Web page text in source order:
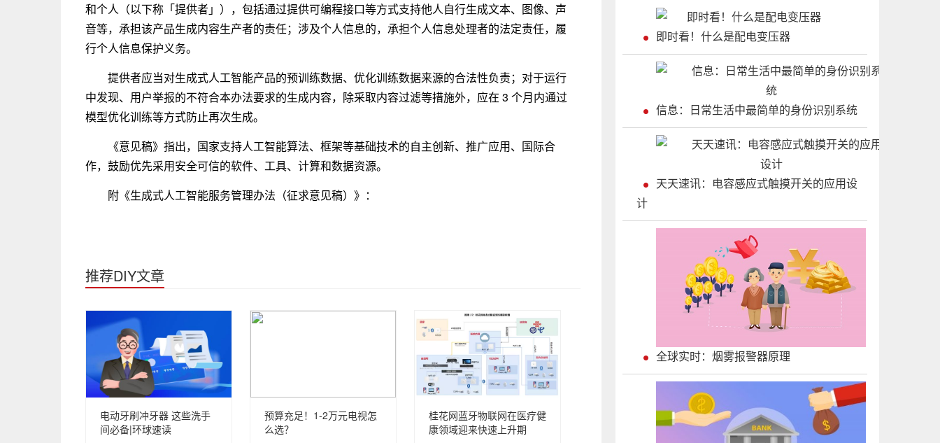
和个人（以下称「提供者」），包括通过提供可编程接口等方式支持他人自行生成文本、图像、声
音等，承担该产品生成内容生产者的责任；涉及个人信息的，承担个人信息处理者的法定责任，履
行个人信息保护义务。
提供者应当对生成式人工智能产品的预训练数据、优化训练数据来源的合法性负责；对于运行
中发现、用户举报的不符合本办法要求的生成内容，除采取内容过滤等措施外，应在 3 个月内通过
模型优化训练等方式防止再次生成。
《意见稿》指出，国家支持人工智能算法、框架等基础技术的自主创新、推广应用、国际合
作，鼓励优先采用安全可信的软件、工具、计算和数据资源。
附《生成式人工智能服务管理办法（征求意见稿）》：
推荐DIY文章
电动牙刷冲牙器 这些洗手
间必备|环球速读
预算充足！1-2万元电视怎
么选？
桂花网蓝牙物联网在医疗健
康领域迎来快速上升期
即时看！什么是配电变压器
信息：日常生活中最简单的身份识别系统
天天速讯：电容感应式触摸开关的应用设
计
全球实时：烟雾报警器原理